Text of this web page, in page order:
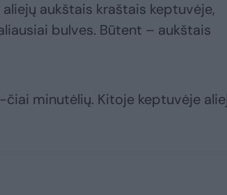
aukštais kraštais keptuvėje,
bulves. Būtent – aukštais
minutėlių. Kitoje keptuvėje